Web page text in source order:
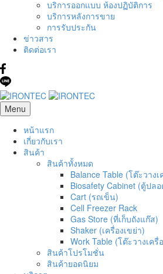
บริการออกแบบ ห้องปฏิบัติการ
บริการหลังการขาย
การรับประกัน
ข่าวสาร
ติดต่อเรา
Menu
หน้าแรก
เกี่ยวกับเรา
สินค้า
สินค้าทั้งหมด
Balance Table (โต๊ะวางเ
Biosafety Cabinet (ตู้ปล
Cart (รถเข็น)
Cell Freezer Rack
Gas Store (ที่เก็บถังแก๊ส)
Shaker (เครื่องเขย่า)
Work Table (โต๊ะวางเครื่
สินค้าโปรโมชั่น
สินค้ายอดนิยม